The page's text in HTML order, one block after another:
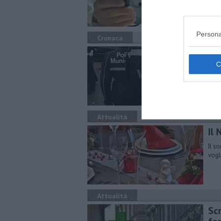
Cronaca
in
Attualità
Il
Il
Attualità